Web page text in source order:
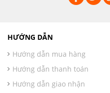
HƯỚNG DẪN
Hướng dẫn mua hàng
Hướng dẫn thanh toán
Hướng dẫn giao nhận